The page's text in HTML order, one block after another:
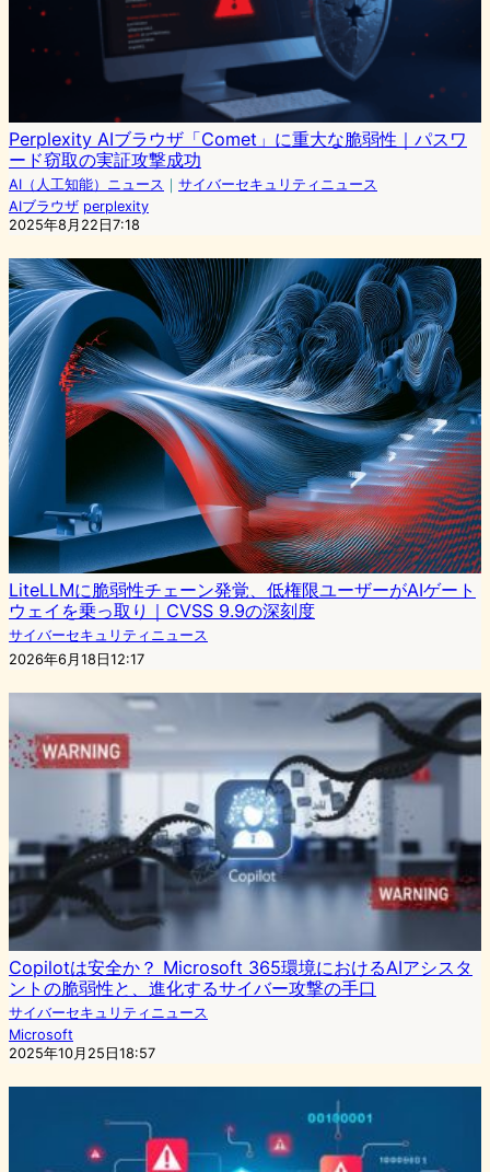
Perplexity AIブラウザ「Comet」に重大な脆弱性｜パスワ
ード窃取の実証攻撃成功
AI（人工知能）ニュース ｜ サイバーセキュリティニュース
AIブラウザ perplexity
2025年8月22日7:18
LiteLLMに脆弱性チェーン発覚、低権限ユーザーがAIゲート
ウェイを乗っ取り｜CVSS 9.9の深刻度
サイバーセキュリティニュース
2026年6月18日12:17
Copilotは安全か？ Microsoft 365環境におけるAIアシスタ
ントの脆弱性と、進化するサイバー攻撃の手口
サイバーセキュリティニュース
Microsoft
2025年10月25日18:57